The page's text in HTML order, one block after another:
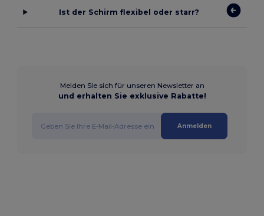
Ist der Schirm flexibel oder starr?
Melden Sie sich für unseren Newsletter an
und erhalten Sie exklusive Rabatte!
Anmelden